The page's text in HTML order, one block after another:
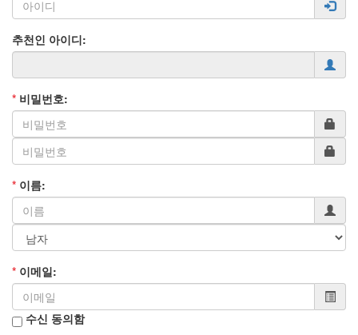
추천인 아이디:
* 비밀번호:
* 이름:
* 이메일:
수신 동의함